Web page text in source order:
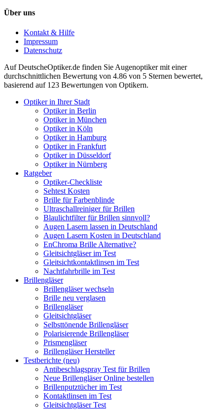
Über uns
Kontakt & Hilfe
Impressum
Datenschutz
AufDeutscheOptiker.de finden Sie Augenoptiker mit einer
durchschnittlichen Bewertung von 4.86 von 5 Sternen bewertet,
basierend auf 123 Bewertungen von Optikern.
Optiker in Ihrer Stadt
Optiker in Berlin
Optiker in München
Optiker in Köln
Optiker in Hamburg
Optiker in Frankfurt
Optiker in Düsseldorf
Optiker in Nürnberg
Ratgeber
Optiker-Checkliste
Sehtest Kosten
Brille für Farbenblinde
Ultraschallreiniger für Brillen
Blaulichtfilter für Brillen sinnvoll?
Augen Lasern lassen in Deutschland
Augen Lasern Kosten in Deutschland
EnChroma Brille Alternative?
Gleitsichtgläser im Test
Gleitsichtkontaktlinsen im Test
Nachtfahrbrille im Test
Brillengläser
Brillengläser wechseln
Brille neu verglasen
Brillengläser
Gleitsichtgläser
Selbsttönende Brillengläser
Polarisierende Brillengläser
Prismengläser
Brillengläser Hersteller
Testberichte (neu)
Antibeschlagspray Test für Brillen
Neue Brillengläser Online bestellen
Brillenputztücher im Test
Kontaktlinsen im Test
Gleitsichtgläser Test